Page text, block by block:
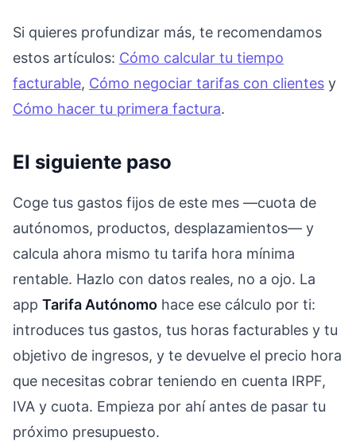
Si quieres profundizar más, te recomendamos
estos artículos: Cómo calcular tu tiempo
facturable, Cómo negociar tarifas con clientes y
Cómo hacer tu primera factura.
El siguiente paso
Coge tus gastos fijos de este mes —cuota de
autónomos, productos, desplazamientos— y
calcula ahora mismo tu tarifa hora mínima
rentable. Hazlo con datos reales, no a ojo. La
app Tarifa Autónomo hace ese cálculo por ti:
introduces tus gastos, tus horas facturables y tu
objetivo de ingresos, y te devuelve el precio hora
que necesitas cobrar teniendo en cuenta IRPF,
IVA y cuota. Empieza por ahí antes de pasar tu
próximo presupuesto.